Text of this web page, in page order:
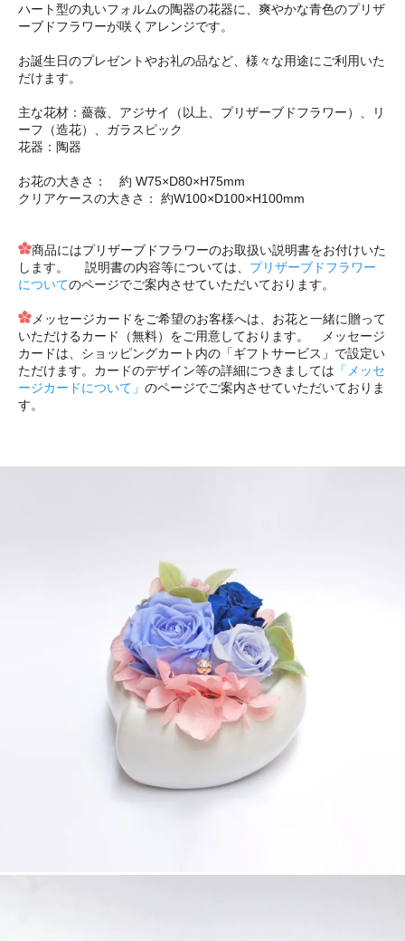
ハート型の丸いフォルムの陶器の花器に、爽やかな青色のプリザ
ーブドフラワーが咲くアレンジです。
お誕生日のプレゼントやお礼の品など、様々な用途にご利用いた
だけます。
主な花材：薔薇、アジサイ（以上、プリザーブドフラワー）、リ
ーフ（造花）、ガラスピック
花器：陶器
お花の大きさ： 約 W75×D80×H75mm
クリアケースの大きさ： 約W100×D100×H100mm
商品にはプリザーブドフラワーのお取扱い説明書をお付けいた
します。 説明書の内容等については、 プリザーブドフラワー
についてのページでご案内させていただいております。
メッセージカードをご希望のお客様へは、お花と一緒に贈って
いただけるカード（無料）をご用意しております。 メッセージ
カードは、ショッピングカート内の「ギフトサービス」で設定い
ただけます。カードのデザイン等の詳細につきましては 「メッセ
ージカードについて」 のページでご案内させていただいておりま
す。